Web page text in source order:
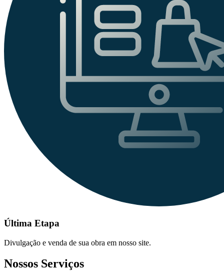
Última Etapa
Divulgação e venda de sua obra em nosso site.
Nossos Serviços